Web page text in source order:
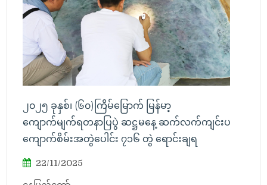
၂၀၂၅ ခုနှစ်၊ (၆၀)ကြိမ်မြောက် မြန်မာ့
ကျောက်မျက်ရတနာပြပွဲ ဆဋ္ဌမနေ့ ဆက်လက်ကျင်းပ
ကျောက်စိမ်းအတွဲပေါင်း ၇၁၆ တွဲ ရောင်းချရ
22/11/2025